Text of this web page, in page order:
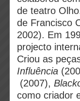
de teatro
de Francisco
2002). Em
projecto
Criou as
Influência
(2007),
como criador